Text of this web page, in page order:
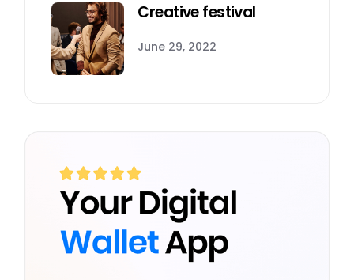
Creative festival
June 29, 2022